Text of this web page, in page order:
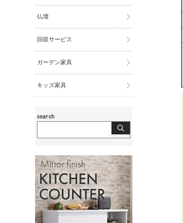
仏壇
回収サービス
ガーデン家具
キッズ家具